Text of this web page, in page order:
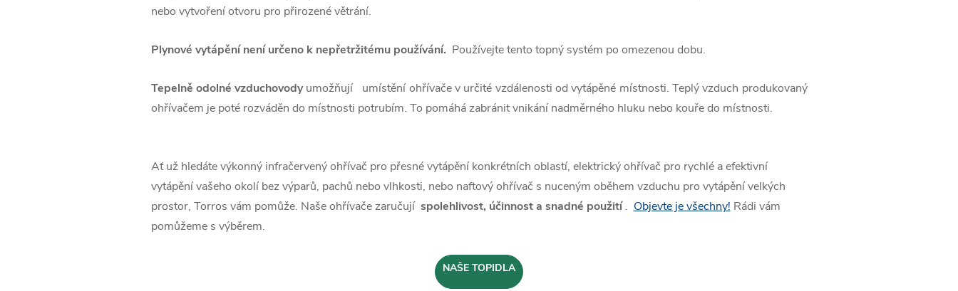
nebo vytvoření otvoru pro přirozené větrání.
Plynové vytápění není určeno k nepřetržitému používání. Používejte tento topný systém po omezenou dobu.
Tepelně odolné vzduchovodyumožňují umístění ohřívače v určité vzdálenosti od vytápěné místnosti. Teplý vzduch produkovaný
ohřívačem je poté rozváděn do místnosti potrubím. To pomáhá zabránit vnikání nadměrného hluku nebo kouře do místnosti.
Ať už hledáte výkonný infračervený ohřívač pro přesné vytápění konkrétních oblastí, elektrický ohřívač pro rychlé a efektivní
vytápění vašeho okolí bez výparů, pachů nebo vlhkosti, nebo naftový ohřívač s nuceným oběhem vzduchu pro vytápění velkých
prostor, Torros vám pomůže. Naše ohřívače zaručují spolehlivost, účinnost a snadné použití. Objevte je všechny! Rádi vám
pomůžeme s výběrem.
NAŠE TOPIDLA